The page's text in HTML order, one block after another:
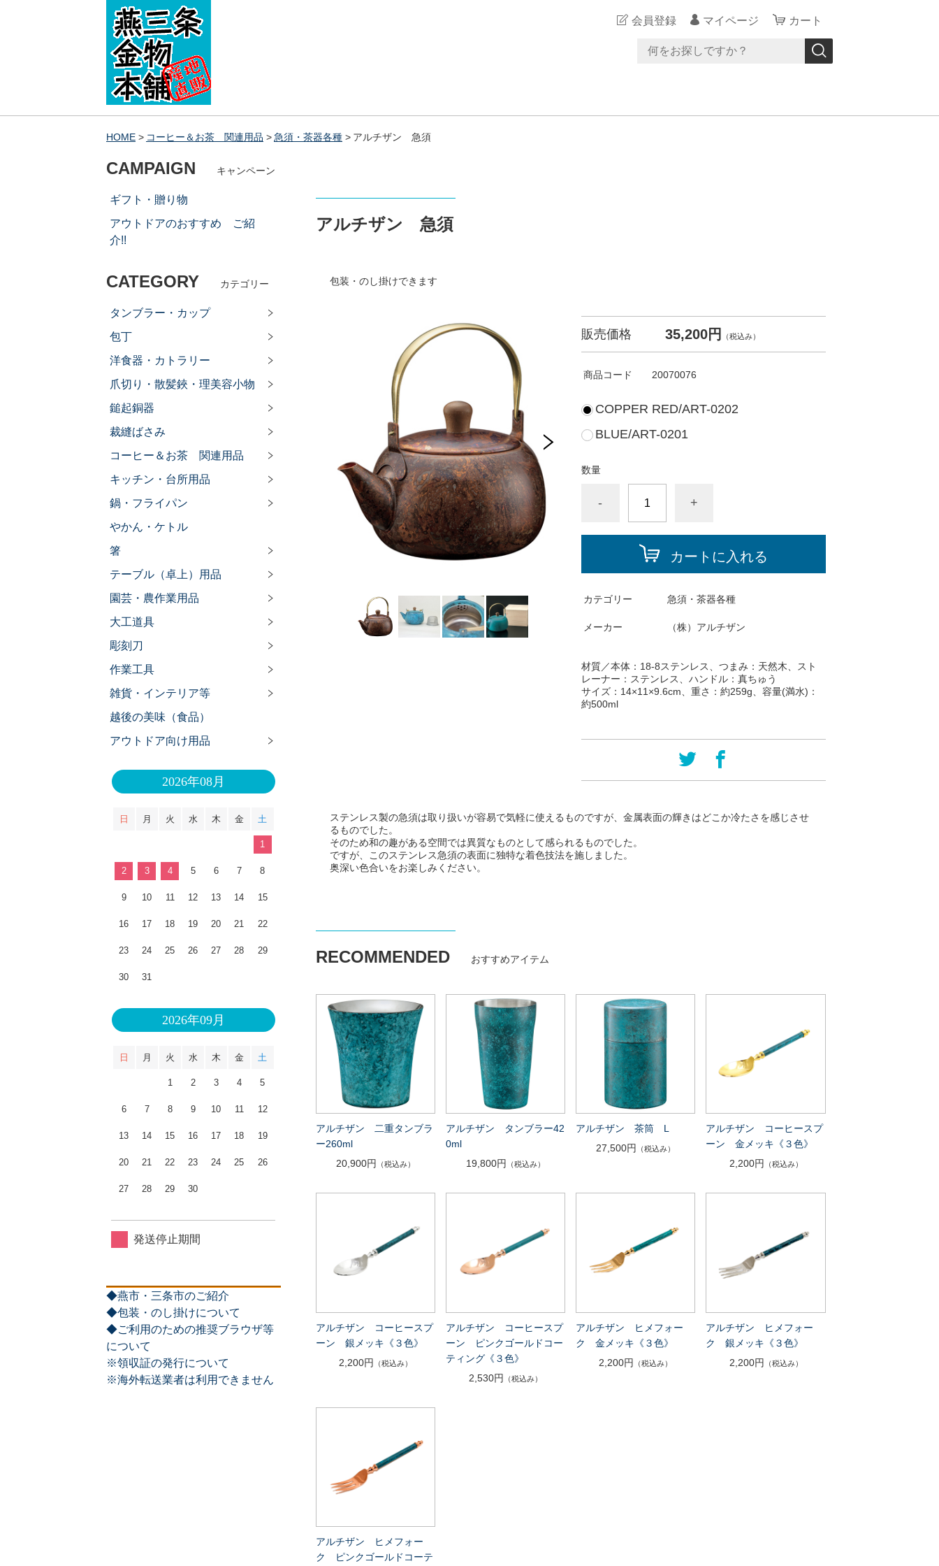
会員登録 マイページ カート
HOME コーヒー＆お茶 関連用品 急須・茶器各種 アルチザン 急須
アルチザン 急須
包装・のし掛けできます
販売価格 35,200円 （税込み）
商品コード 20070076
COPPER RED/ART-0202
BLUE/ART-0201
数量
- +
カートに入れる
カテゴリー 急須・茶器各種
メーカー （株）アルチザン
材質／本体：18-8ステンレス、つまみ：天然木、スト
レーナー：ステンレス、ハンドル：真ちゅう
サイズ：14×11×9.6cm、重さ：約259g、容量(満水)：
約500ml
ステンレス製の急須は取り扱いが容易で気軽に使えるものですが、金属表面の輝きはどこか冷たさを感じさせ
るものでした。
そのため和の趣がある空間では異質なものとして感られるものでした。
ですが、このステンレス急須の表面に独特な着色技法を施しました。
奥深い色合いをお楽しみください。
RECOMMENDED おすすめアイテム
アルチザン 二重タンブラ
ー260ml
20,900円
（税込み）
アルチザン タンブラー42
0ml
19,800円
（税込み）
アルチザン 茶筒 L
27,500円
（税込み）
アルチザン コーヒースプ
ーン 金メッキ《３色》
2,200円
（税込み）
アルチザン コーヒースプ
ーン 銀メッキ《３色》
2,200円 （税込み）
アルチザン コーヒースプ
ーン ピンクゴールドコー
ティング《３色》
2,530円 （税込み）
アルチザン ヒメフォー
ク 金メッキ《３色》
2,200円
（税込み）
アルチザン ヒメフォー
ク 銀メッキ《３色》
2,200円 （税込み）
アルチザン ヒメフォー
ク ピンクゴールドコーテ
CAMPAIGN キャンペーン
ギフト・贈り物
アウトドアのおすすめ ご紹
介!!
CATEGORY カテゴリー
タンブラー・カップ
包丁
洋食器・カトラリー
爪切り・散髪鋏・理美容小物
鎚起銅器
裁縫ばさみ
コーヒー＆お茶 関連用品
キッチン・台所用品
鍋・フライパン
やかん・ケトル
箸
テーブル（卓上）用品
園芸・農作業用品
大工道具
彫刻刀
作業工具
雑貨・インテリア等
越後の美味（食品）
アウトドア向け用品
2026年08月
日 月 火 水 木 金 土
1
2 3 4 5 6 7 8
9 10 11 12 13 14 15
16 17 18 19 20 21 22
23 24 25 26 27 28 29
30 31
2026年09月
日 月 火 水 木 金 土
1 2 3 4 5
6 7 8 9 10 11 12
13 14 15 16 17 18 19
20 21 22 23 24 25 26
27 28 29 30
発送停止期間
◆燕市・三条市のご紹介
◆包装・のし掛けについて
◆ご利用のための推奨ブラウザ等
について
※領収証の発行について
※海外転送業者は利用できません